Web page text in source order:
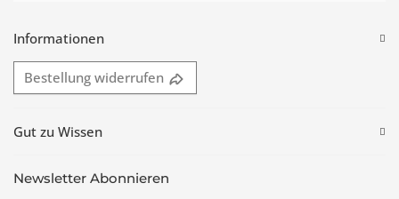
Informationen
Bestellung widerrufen
Gut zu Wissen
Newsletter Abonnieren